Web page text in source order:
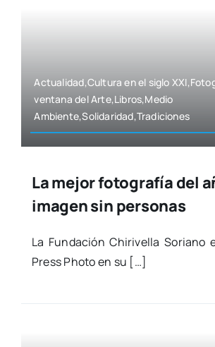
Actualidad,Cultura en el siglo
ven­ta­na del Arte,Libros,Medio
Ambiente,Solidaridad,Tradiciones
La mejor fotografía del
imagen sin personas
La Fun­da­ción Chi­ri­ve­lla Soriano
Press Pho­to en su […]